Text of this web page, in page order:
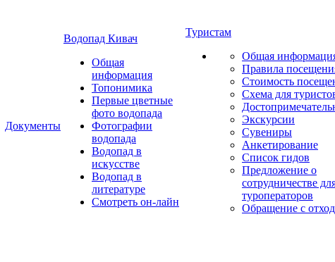
Документы
Водопад Кивач
Общая
информация
Топонимика
Первые цветные
фото водопада
Фотографии
водопада
Водопад в
искусстве
Водопад в
литературе
Смотреть он-лайн
Туристам
Общая
Правила
Стоимость
Схема для
Экскурсии
Сувениры
Анкетирование
Список гидов
Предложение о
сотрудничестве
туроператоров
Обращение с